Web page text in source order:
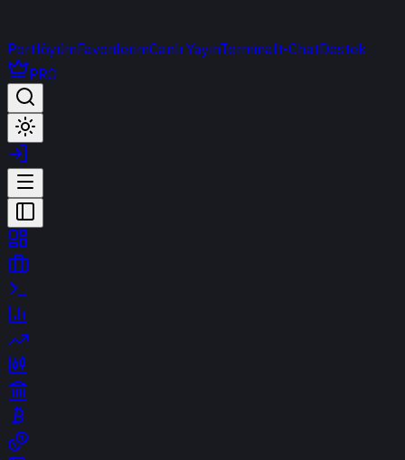
PortföyümFavorilerimCanlı YayınTerminalt-ChatDestek
PRO